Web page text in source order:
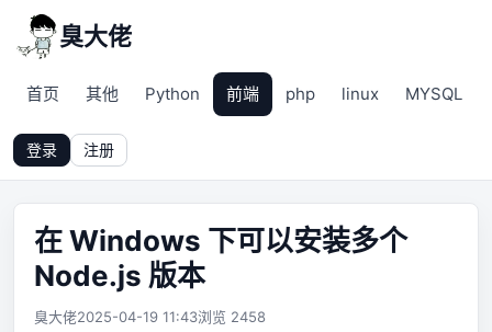
臭大佬
首页 其他 Python 前端 php linux MYSQL
登录 注册
在 Windows 下可以安装多个
Node.js 版本
臭大佬2025-04-19 11:43浏览 2458